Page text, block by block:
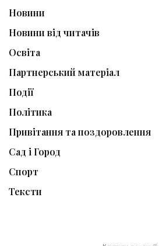
Новини
Новини від читачів
Освіта
Партнерський матеріал
Події
Політика
Привітання та поздоровлення
Сад і Город
Спорт
Тексти